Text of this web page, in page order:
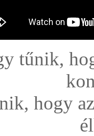
tűnik,
hogy